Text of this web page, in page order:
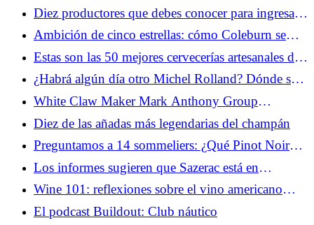
allá del Classico
Diez productores que debes conocer para ingresar
al Pinot Noir de Oregon
Ambición de cinco estrellas: cómo Coleburn se
prepara para renacer como un resort de whisky de
lujo
Estas son las 50 mejores cervecerías artesanales de
2025
¿Habrá algún día otro Michel Rolland? Dónde se
encuentra Wine Consulting tras la pérdida del
primer enólogo volador
White Claw Maker Mark Anthony Group
adquirirá el trago largo finlandés
Diez de las añadas más legendarias del champán
Preguntamos a 14 sommeliers: ¿Qué Pinot Noir
caro vale la pena derrochar?
Los informes sugieren que Sazerac está en
conversaciones con Brown-Forman tras los
rumores de fusión con Pernod
Wine 101: reflexiones sobre el vino americano
antes de volar a Burdeos
El podcast Buildout: Club náutico